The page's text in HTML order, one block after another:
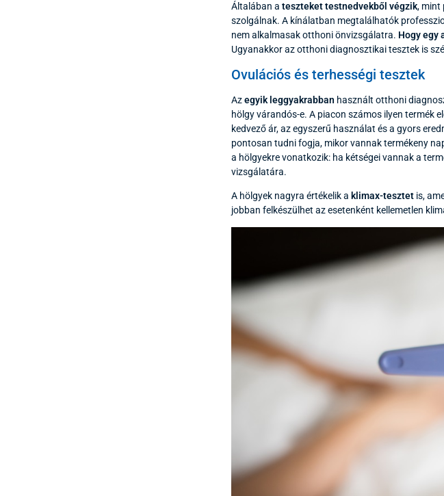
Általában ateszteket testnedvekből végzik, mint
szolgálnak. A kínálatban megtalálhatók
nem alkalmasak otthoni önvizsgálatra. Hogy egy
Ugyanakkor az otthoni diagnosztikai tesztek is
Ovulációs és terhességi tesztek
Azegyik leggyakrabban használt otthoni
hölgy várandós-e. A piacon számos ilyen termék
kedvező ár, az egyszerű használat és a gyors
pontosan tudni fogja, mikor vannak termékeny
a hölgyekre vonatkozik: ha kétségei vannak a
vizsgálatára.
A hölgyek nagyra értékelik a klimax-tesztet is,
jobban felkészülhet az esetenként kellemetlen